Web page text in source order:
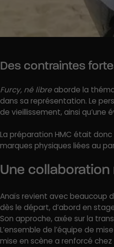
Des contraintes
Furcy, né libreaborde la
dans sa représentation. Le
de vieillissement, ainsi qu’une
La préparation HMC était
marques physiques liées au
Une collaboration
Anaïs revient avec beaucoup
dès le départ, d’abord en
Son approche, axée sur la
L’ensemble de l’équipe de
mise en scène a renforcé